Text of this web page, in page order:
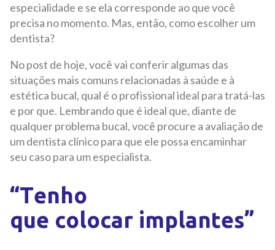
especialidade e se ela corresponde ao que você
precisa no momento. Mas, então, como escolher um
dentista?
No post de hoje, você vai conferir algumas das
situações mais comuns relacionadas à saúde e à
estética bucal, qual é o profissional ideal para tratá-las
e por que. Lembrando que é ideal que, diante de
qualquer problema bucal, você procure a avaliação de
um dentista clínico para que ele possa encaminhar
seu caso para um especialista.
“Tenho
que colocar implantes”